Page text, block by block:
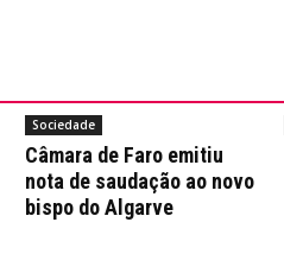
Sociedade
Câmara de Faro emitiu
nota de saudação ao novo
bispo do Algarve